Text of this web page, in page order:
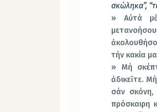
σκώληκα”,
» Αὐτά
τήν κακία
» Μή
ἀδικεῖτε.
σάν
πρόσκαιρη